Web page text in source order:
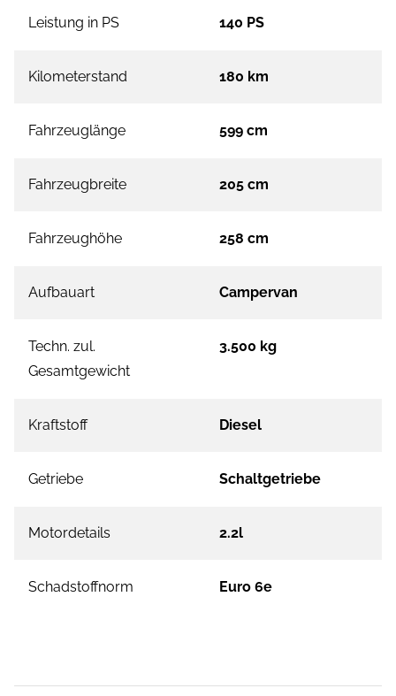
Leistung in PS 140 PS
Kilometerstand 180 km
Fahrzeuglänge 599 cm
Fahrzeugbreite 205 cm
Fahrzeughöhe 258 cm
Aufbauart Campervan
Techn. zul.
Gesamtgewicht
3.500 kg
Kraftstoff Diesel
Getriebe Schaltgetriebe
Motordetails 2.2l
Schadstoffnorm Euro 6e